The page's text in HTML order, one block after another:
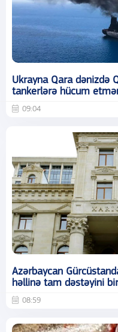
Ukrayna Qara dənizdə
tankerlərə hücum
09:04
Azərbaycan
həllinə tam dəstəyini
08:59